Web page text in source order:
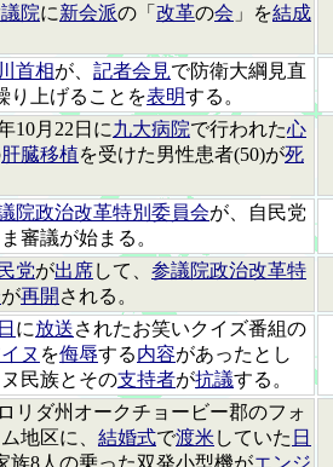
院に新会派の「 改革の会 」を結成
首相が、 記者会見で防衛大綱見直
り上げることを表明する。
10月22日に九大病院で行われた心
肝臓移植を受けた男性患者(50)が死
院政治改革特別委員会が、自民党
審議が始まる。
党が出席して、 参議院政治改革特
が再開 される。
に放送されたお笑いクイズ番組の
ヌ を侮辱する内容があったとし
民族とその支持者が抗議する。
リダ州オークチョービー郡のフォ
地区に、 結婚式で渡米していた 日
族8人の乗った双発小型機がエンジ